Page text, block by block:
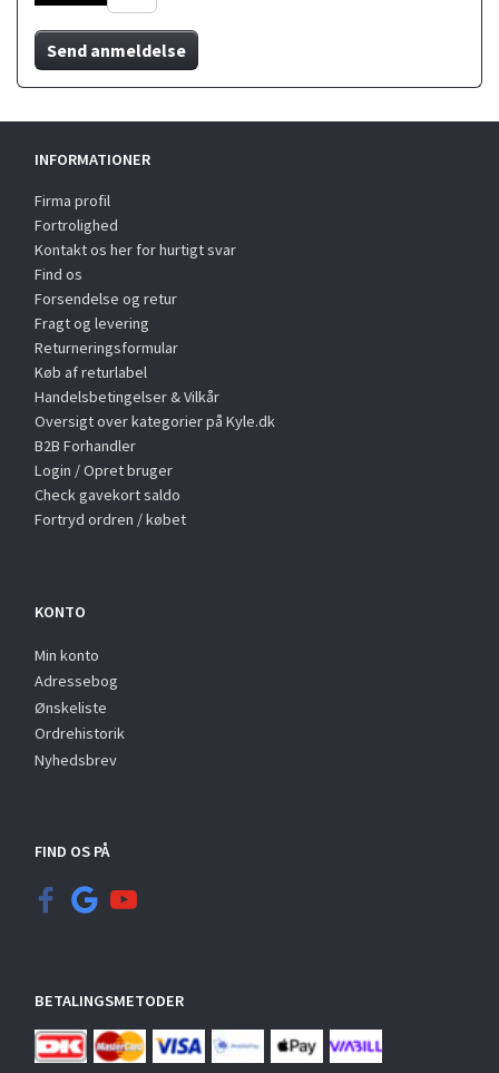
Send anmeldelse
INFORMATIONER
Firma profil
Fortrolighed
Kontakt os her for hurtigt svar
Find os
Forsendelse og retur
Fragt og levering
Returneringsformular
Køb af returlabel
Handelsbetingelser & Vilkår
Oversigt over kategorier på Kyle.dk
B2B Forhandler
Login / Opret bruger
Check gavekort saldo
Fortryd ordren / købet
KONTO
Min konto
Adressebog
Ønskeliste
Ordrehistorik
Nyhedsbrev
FIND OS PÅ
BETALINGSMETODER